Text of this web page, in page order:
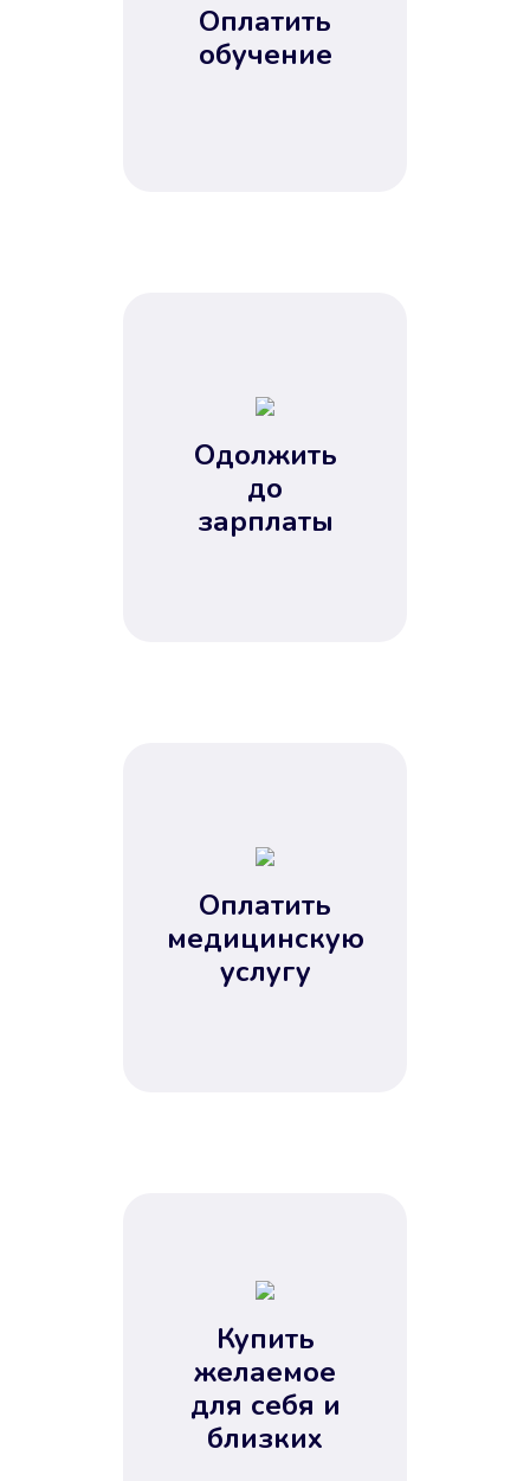
Оплатить
обучение
Одолжить
до
зарплаты
Оплатить
медицинскую
услугу
Купить
желаемое
для себя и
близких